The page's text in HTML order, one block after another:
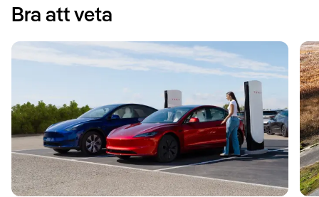
Bra att veta